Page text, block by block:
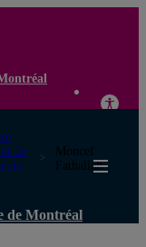
de
de
Moncef
Fathallah
de Montréal